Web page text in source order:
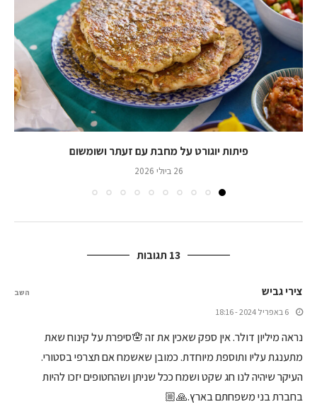
פיתות יוגורט על מחבת עם זעתר ושומשום
26 ביולי 2026
13 תגובות
צירי גביש
6 באפריל 2024 - 18:16
נראה מיליון דולר. אין ספק שאכין את זה 🪬סיפרת על קינוח שאת
מתענגת עליו ותוספת מיוחדת. כמובן שאשמח אם תצרפי בסטורי.
העיקר שיהיה לנו חג שקט ושמח ככל שניתן ושהחטופים יזכו להיות
בחברת בני משפחתם בארץ.🙏🏼
השב